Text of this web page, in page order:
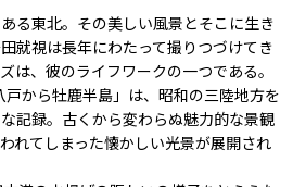
る東北。その美しい風景とそこに生き
就視は長年にわたって撮りつづけてき
は、彼のライフワークの一つである。
戸から牡鹿半島」は、昭和の三陸地方を
記録。古くから変わらぬ魅力的な景観
れてしまった懐かしい光景が展開され